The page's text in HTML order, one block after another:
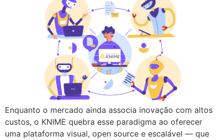
Enquanto o mercado ainda associa inovação com altos
custos, o KNIME quebra esse paradigma ao oferecer
uma plataforma visual, open source e escalável — que